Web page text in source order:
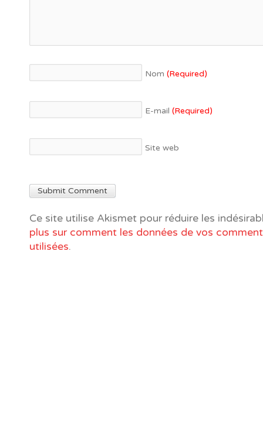
Nom (Required)
E-mail (Required)
Site web
Ce site utilise Akismet pour réduire les
plus sur comment les données de vos
utilisées.